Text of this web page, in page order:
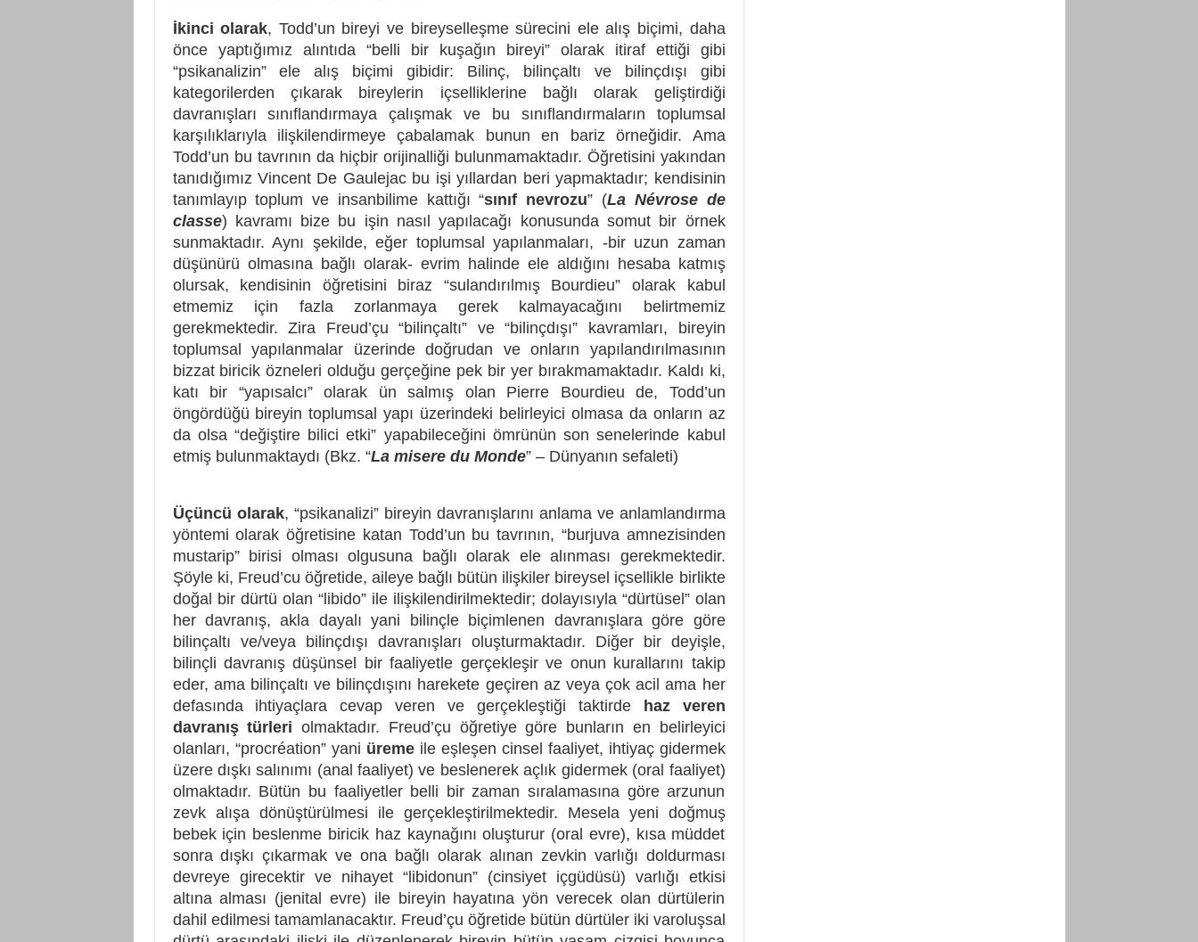
İkinci olarak, Todd’un bireyi ve bireyselleşme sürecini ele alış biçimi, daha
önce yaptığımız alıntıda “belli bir kuşağın bireyi” olarak itiraf ettiği gibi
“psikanalizin” ele alış biçimi gibidir: Bilinç, bilinçaltı ve bilinçdışı gibi
kategorilerden çıkarak bireylerin içselliklerine bağlı olarak geliştirdiği
davranışları sınıflandırmaya çalışmak ve bu sınıflandırmaların toplumsal
karşılıklarıyla ilişkilendirmeye çabalamak bunun en bariz örneğidir. Ama
Todd’un bu tavrının da hiçbir orijinalliği bulunmamaktadır. Öğretisini yakından
tanıdığımız Vincent De Gaulejac bu işi yıllardan beri yapmaktadır; kendisinin
tanımlayıp toplum ve insanbilime kattığı “sınıf nevrozu” (La Névrose de
classe) kavramı bize bu işin nasıl yapılacağı konusunda somut bir örnek
sunmaktadır. Aynı şekilde, eğer toplumsal yapılanmaları, -bir uzun zaman
düşünürü olmasına bağlı olarak- evrim halinde ele aldığını hesaba katmış
olursak, kendisinin öğretisini biraz “sulandırılmış Bourdieu” olarak kabul
etmemiz için fazla zorlanmaya gerek kalmayacağını belirtmemiz
gerekmektedir. Zira Freud’çu “bilinçaltı” ve “bilinçdışı” kavramları, bireyin
toplumsal yapılanmalar üzerinde doğrudan ve onların yapılandırılmasının
bizzat biricik özneleri olduğu gerçeğine pek bir yer bırakmamaktadır. Kaldı ki,
katı bir “yapısalcı” olarak ün salmış olan Pierre Bourdieu de, Todd’un
öngördüğü bireyin toplumsal yapı üzerindeki belirleyici olmasa da onların az
da olsa “değiştire bilici etki” yapabileceğini ömrünün son senelerinde kabul
etmiş bulunmaktaydı (Bkz. “La misere du Monde” – Dünyanın sefaleti)
Üçüncü olarak, “psikanalizi” bireyin davranışlarını anlama ve anlamlandırma
yöntemi olarak öğretisine katan Todd’un bu tavrının, “burjuva amnezisinden
mustarip” birisi olması olgusuna bağlı olarak ele alınması gerekmektedir.
Şöyle ki, Freud’cu öğretide, aileye bağlı bütün ilişkiler bireysel içsellikle birlikte
doğal bir dürtü olan “libido” ile ilişkilendirilmektedir; dolayısıyla “dürtüsel” olan
her davranış, akla dayalı yani bilinçle biçimlenen davranışlara göre göre
bilinçaltı ve/veya bilinçdışı davranışları oluşturmaktadır. Diğer bir deyişle,
bilinçli davranış düşünsel bir faaliyetle gerçekleşir ve onun kurallarını takip
eder, ama bilinçaltı ve bilinçdışını harekete geçiren az veya çok acil ama her
defasında ihtiyaçlara cevap veren ve gerçekleştiği taktirde
haz veren
davranış türleri olmaktadır. Freud’çu öğretiye göre bunların en belirleyici
olanları, “procréation” yani üremeile eşleşen cinsel faaliyet, ihtiyaç gidermek
üzere dışkı salınımı (anal faaliyet) ve beslenerek açlık gidermek (oral faaliyet)
olmaktadır. Bütün bu faaliyetler belli bir zaman sıralamasına göre arzunun
zevk alışa dönüştürülmesi ile gerçekleştirilmektedir. Mesela yeni doğmuş
bebek için beslenme biricik haz kaynağını oluşturur (oral evre), kısa müddet
sonra dışkı çıkarmak ve ona bağlı olarak alınan zevkin varlığı doldurması
devreye girecektir ve nihayet “libidonun” (cinsiyet içgüdüsü) varlığı etkisi
altına alması (jenital evre) ile bireyin hayatına yön verecek olan dürtülerin
dahil edilmesi tamamlanacaktır. Freud’çu öğretide bütün dürtüler iki varoluşsal